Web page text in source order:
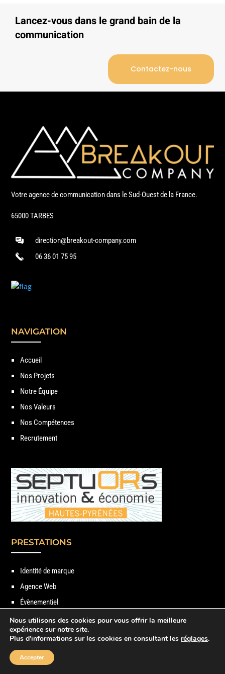
Lancez-vous dans le grand bain de la
communication
Contactez-nous
Votre agence de communication dans le Sud-Ouest de la France.
65000 TARBES
direction@breakout-company.com
06 36 01 75 95
NAVIGATION
Accueil
Nos Projets
Notre Équipe
Nos Valeurs
Nos Compétences
Recrutement
PRESTATIONS
Identité de marque
Agence Web
Évènementiel
Stratégie de Com’
Logos Notaires
Imprimerie
Nous utilisons des cookies pour vous offrir la meilleure
expérience sur notre site.
Plus d'informations sur les cookies en consultant les réglages.
Accepter